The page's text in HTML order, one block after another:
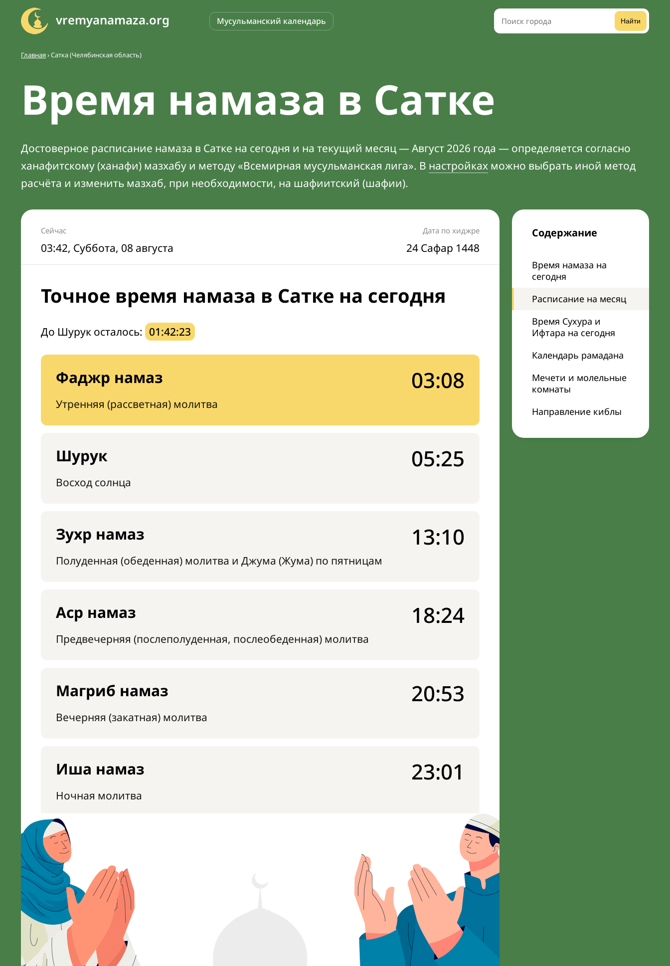
vremyanamaza.org Мусульманский календарь Найти
Главная›Сатка (Челябинская область)
Время намаза в Сатке
Достоверное расписание намаза в Сатке на сегодня и на текущий месяц — Август 2026 года — определяется согласно
ханафитскому (ханафи) мазхабу и методу «Всемирная мусульманская лига». В настройках можно выбрать иной метод
расчёта и изменить мазхаб, при необходимости, на шафиитский (шафии).
Содержание
Время намаза на
сегодня
Расписание на месяц
Время Сухура и
Ифтара на сегодня
Календарь рамадана
Мечети и молельные
комнаты
Направление киблы
Сейчас
03:42, Суббота, 08 августа
Дата по хиджре
24 Сафар 1448
Точное время намаза в Сатке на сегодня
До Шурук осталось: 01:42:22
Фаджр намаз
Утренняя (рассветная) молитва
03:08
Шурук
Восход солнца
05:25
Зухр намаз
Полуденная (обеденная) молитва и Джума (Жума) по пятницам
13:10
Аср намаз
Предвечерняя (послеполуденная, послеобеденная) молитва
18:24
Магриб намаз
Вечерняя (закатная) молитва
20:53
Иша намаз
Ночная молитва
23:01